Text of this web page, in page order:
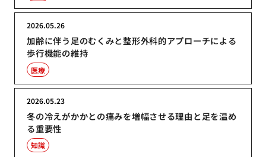
加齢に伴う足のむくみと整形外科的アプローチによる
歩行機能の維持
2026.05.26
医療
冬の冷えがかかとの痛みを増幅させる理由と足を温め
る重要性
2026.05.23
知識